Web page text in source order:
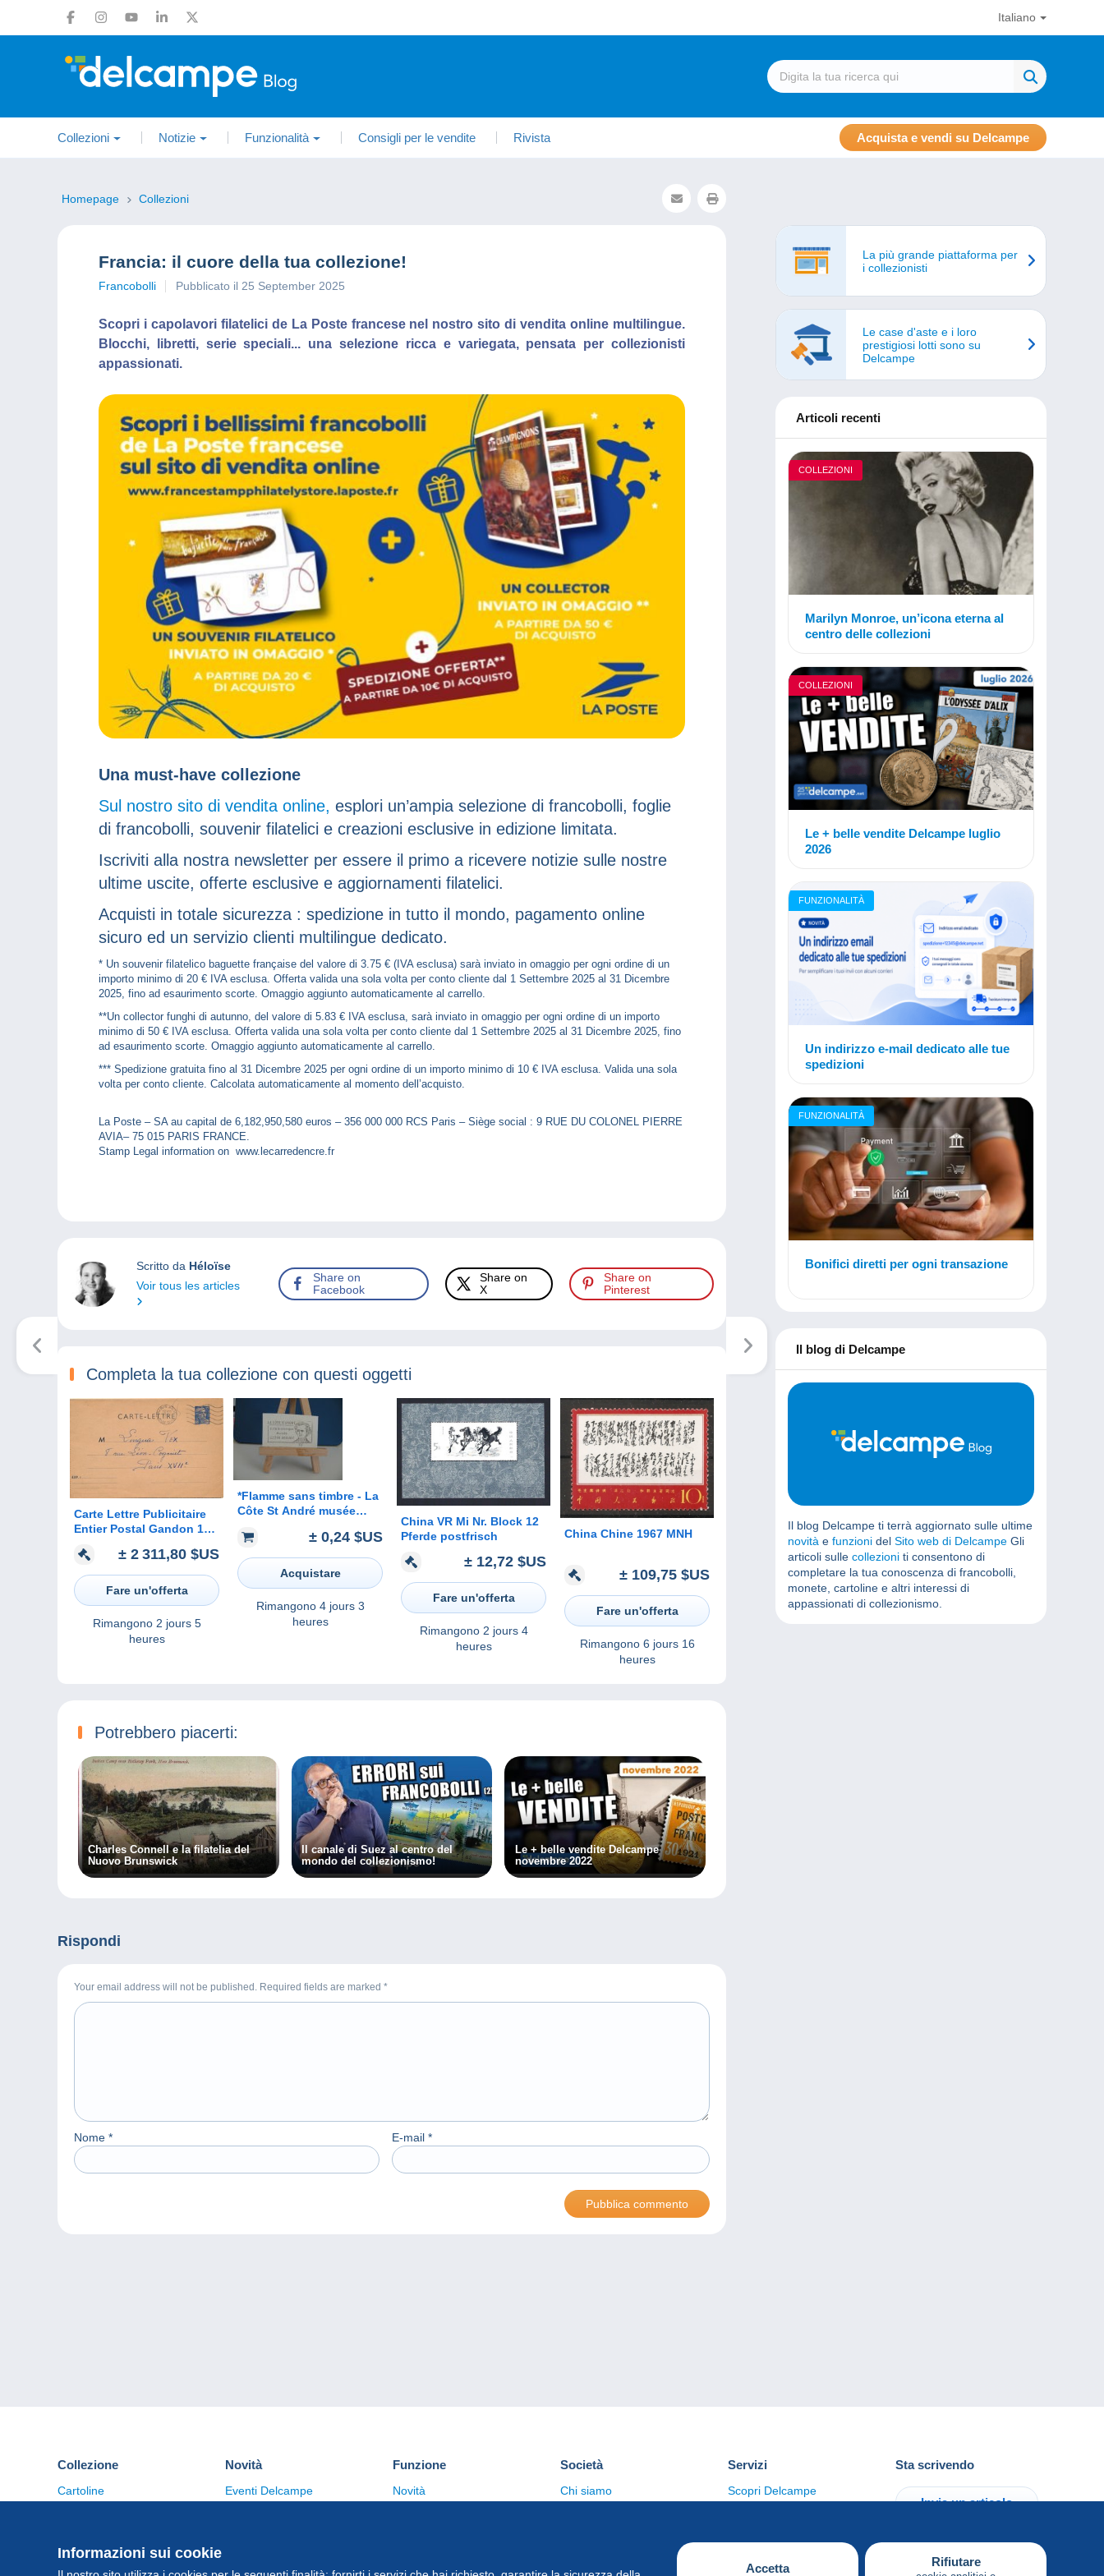
Italiano
Collezioni Notizie Funzionalità Consigli per le vendite Rivista Acquista e vendi su Delcampe
Homepage Collezioni
Francia: il cuore della tua collezione!
Francobolli Pubblicato il 25 September 2025
Scopri i capolavori filatelici de La Poste francese nel nostro sito di vendita online multilingue.
Blocchi, libretti, serie speciali... una selezione ricca e variegata, pensata per collezionisti
appassionati.
Una must-have collezione
Sul nostro sito di vendita online, esplori un’ampia selezione di francobolli, foglie
di francobolli, souvenir filatelici e creazioni esclusive in edizione limitata.
Iscriviti alla nostra newsletter per essere il primo a ricevere notizie sulle nostre
ultime uscite, offerte esclusive e aggiornamenti filatelici.
Acquisti in totale sicurezza : spedizione in tutto il mondo, pagamento online
sicuro ed un servizio clienti multilingue dedicato.
* Un souvenir filatelico baguette française del valore di 3.75 € (IVA esclusa) sarà inviato in omaggio per ogni ordine di un
importo minimo di 20 € IVA esclusa. Offerta valida una sola volta per conto cliente dal 1 Settembre 2025 al 31 Dicembre
2025, fino ad esaurimento scorte. Omaggio aggiunto automaticamente al carrello.
**Un collector funghi di autunno, del valore di 5.83 € IVA esclusa, sarà inviato in omaggio per ogni ordine di un importo
minimo di 50 € IVA esclusa. Offerta valida una sola volta per conto cliente dal 1 Settembre 2025 al 31 Dicembre 2025, fino
ad esaurimento scorte. Omaggio aggiunto automaticamente al carrello.
*** Spedizione gratuita fino al 31 Dicembre 2025 per ogni ordine di un importo minimo di 10 € IVA esclusa. Valida una sola
volta per conto cliente. Calcolata automaticamente al momento dell’acquisto.
La Poste – SA au capital de 6,182,950,580 euros – 356 000 000 RCS Paris – Siège social : 9 RUE DU COLONEL PIERRE
AVIA– 75 015 PARIS FRANCE.
Stamp Legal information on www.lecarredencre.fr
Scritto da Héloïse
Voir tous les articles
Share on
Facebook
Share on
X
Share on
Pinterest
Completa la tua collezione con questi oggetti
Carte Lettre Publicitaire
Entier Postal Gandon 15F
± 2 311,80 $US
Fare un'offerta
Rimangono 2 jours 5
heures
*Flamme sans timbre - La
Côte St André musée
± 0,24 $US
Acquistare
Rimangono 4 jours 3
heures
China VR Mi Nr. Block 12
Pferde postfrisch
± 12,72 $US
Fare un'offerta
Rimangono 2 jours 4
heures
China Chine 1967 MNH
± 109,75 $US
Fare un'offerta
Rimangono 6 jours 16
heures
Potrebbero piacerti:
Charles Connell e la filatelia del
Nuovo Brunswick
Il canale di Suez al centro del
mondo del collezionismo!
Le + belle vendite Delcampe
novembre 2022
Rispondi
Your email address will not be published. Required fields are marked *
Nome * E-mail *
La più grande piattaforma per
i collezionisti
Le case d'aste e i loro
prestigiosi lotti sono su
Delcampe
Articoli recenti
COLLEZIONI
Marilyn Monroe, un’icona eterna al
centro delle collezioni
COLLEZIONI
Le + belle vendite Delcampe luglio
2026
FUNZIONALITÀ
Un indirizzo e-mail dedicato alle tue
spedizioni
FUNZIONALITÀ
Bonifici diretti per ogni transazione
Il blog di Delcampe
Il blog Delcampe ti terrà aggiornato sulle ultime
novità e funzioni del Sito web di Delcampe Gli
articoli sulle collezioni ti consentono di
completare la tua conoscenza di francobolli,
monete, cartoline e altri interessi di
appassionati di collezionismo.
Informazioni sui cookie
Accetta Rifiutare
Collezione
Cartoline
Altre collezioni
Novità
Eventi Delcampe
Funzione
Novità
Società
Chi siamo
Servizi
Scopri Delcampe
Sta scrivendo
Invia un articolo